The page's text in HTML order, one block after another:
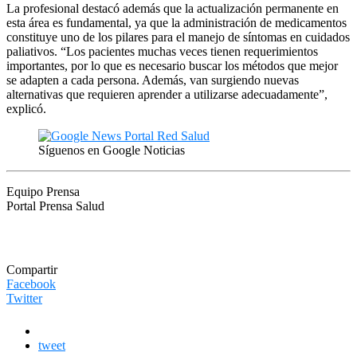
La profesional destacó además que la actualización permanente en
esta área es fundamental, ya que la administración de medicamentos
constituye uno de los pilares para el manejo de síntomas en cuidados
paliativos. “Los pacientes muchas veces tienen requerimientos
importantes, por lo que es necesario buscar los métodos que mejor
se adapten a cada persona. Además, van surgiendo nuevas
alternativas que requieren aprender a utilizarse adecuadamente”,
explicó.
Síguenos en Google Noticias
Equipo Prensa
Portal Prensa Salud
Compartir
Facebook
Twitter
tweet